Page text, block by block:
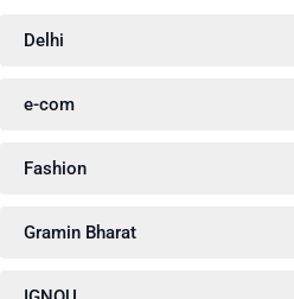
Delhi
e-com
Fashion
Gramin Bharat